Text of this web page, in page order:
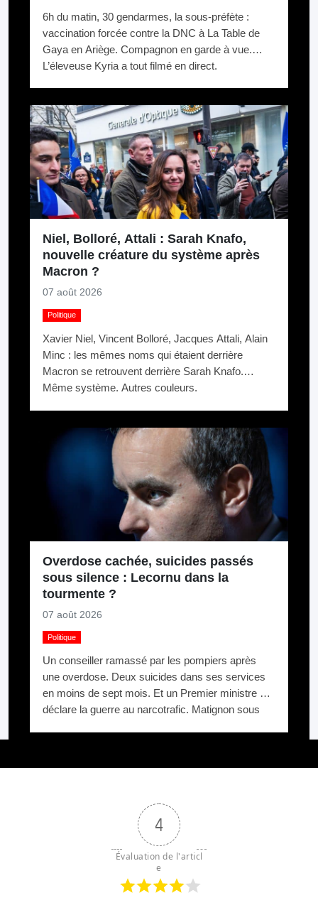
6h du matin, 30 gendarmes, la sous-préfète :
vaccination forcée contre la DNC à La Table de
Gaya en Ariège. Compagnon en garde à vue.
L’éleveuse Kyria a tout filmé en direct.
Niel, Bolloré, Attali : Sarah Knafo,
nouvelle créature du système après
Macron ?
07 août 2026
Politique
Xavier Niel, Vincent Bolloré, Jacques Attali, Alain
Minc : les mêmes noms qui étaient derrière
Macron se retrouvent derrière Sarah Knafo.
Même système. Autres couleurs.
Overdose cachée, suicides passés
sous silence : Lecornu dans la
tourmente ?
07 août 2026
Politique
Un conseiller ramassé par les pompiers après
une overdose. Deux suicides dans ses services
en moins de sept mois. Et un Premier ministre qui
déclare la guerre au narcotrafic. Matignon sous
4
Évaluation de l'articl
e